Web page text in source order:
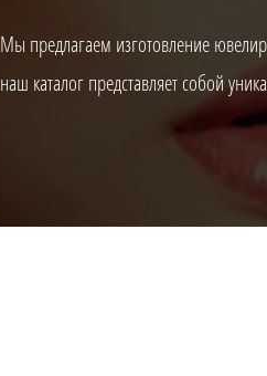
Мы предлагаем изготовление
наш каталог представляет собой